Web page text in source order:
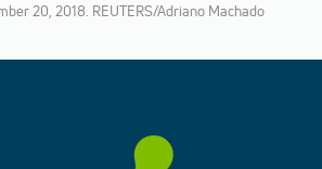
20, 2018. REUTERS/Adriano Machado